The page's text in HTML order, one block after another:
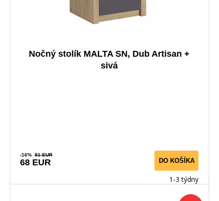
Nočný stolík MALTA SN, Dub Artisan +
sivá
-16% 81 EUR
68 EUR DO KOŠÍKA
1-3 týdny